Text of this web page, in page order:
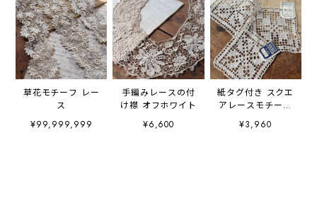
草花モチーフ レー
ス
¥99,999,999
手編みレースの付
け襟 オフホワイト
¥6,600
紙タグ付き スクエ
アレースモチーフ
3枚セット
¥3,960